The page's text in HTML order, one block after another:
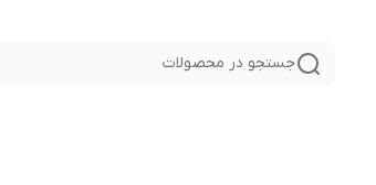
جستجو در محصولات